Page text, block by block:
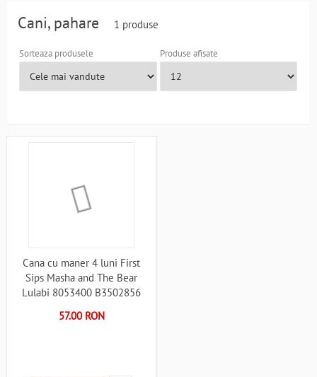
Cani, pahare 1 produse
Sorteaza produsele Produse afisate
Cana cu maner 4 luni First
Sips Masha and The Bear
Lulabi 8053400 B3502856
57.00 RON